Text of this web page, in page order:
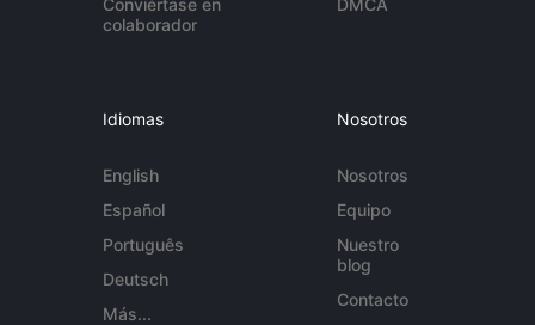
colaborador
Idiomas
English
Español
Português
Deutsch
Más...
Nosotros
Nosotros
Equipo
Nuestro
blog
Contacto